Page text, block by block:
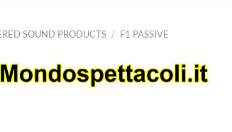
SOUND PRODUCTS / F1 PASSIVE